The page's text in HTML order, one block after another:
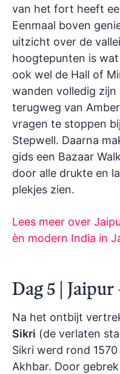
van het fort heeft
Eenmaal boven
uitzicht over de
hoogtepunten is
ook wel de Hall of
wanden volledig
terugweg van
vragen te stoppen
Stepwell. Daarna
gids een Bazaar
door alle drukte en
plekjes zien.
Lees meer over
èn modern India in
Dag 5 |
Na het ontbijt
Sikri (de verlaten
Sikri werd rond
Akhbar. Door